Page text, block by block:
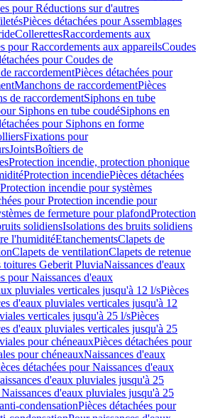
pour Réductions sur d'autres
Pièces détachées pour Assemblages
CollerettesRaccordements aux
pour Raccordements aux appareilsCoudes
pour Coudes de
raccordementPièces détachées pour
Manchons de raccordementPièces
de raccordementSiphons en tube
Siphons en tube coudéSiphons en
pour Siphons en forme
Fixations pour
JointsBoîtiers de
Protection incendie, protection phonique
Protection incendiePièces détachées
Protection incendie pour systèmes
pour Protection incendie pour
de fermeture pour plafondProtection
solidiensIsolations des bruits solidiens
l'humiditéEtanchementsClapets de
Clapets de ventilationClapets de retenue
toitures Geberit PluviaNaissances d'eaux
pour Naissances d'eaux
pluviales verticales jusqu'à 12 l/sPièces
d'eaux pluviales verticales jusqu'à 12
verticales jusqu'à 25 l/sPièces
d'eaux pluviales verticales jusqu'à 25
pour chéneauxPièces détachées pour
pour chéneauxNaissances d'eaux
détachées pour Naissances d'eaux
d'eaux pluviales jusqu'à 25
d'eaux pluviales jusqu'à 25
condensationPièces détachées pour